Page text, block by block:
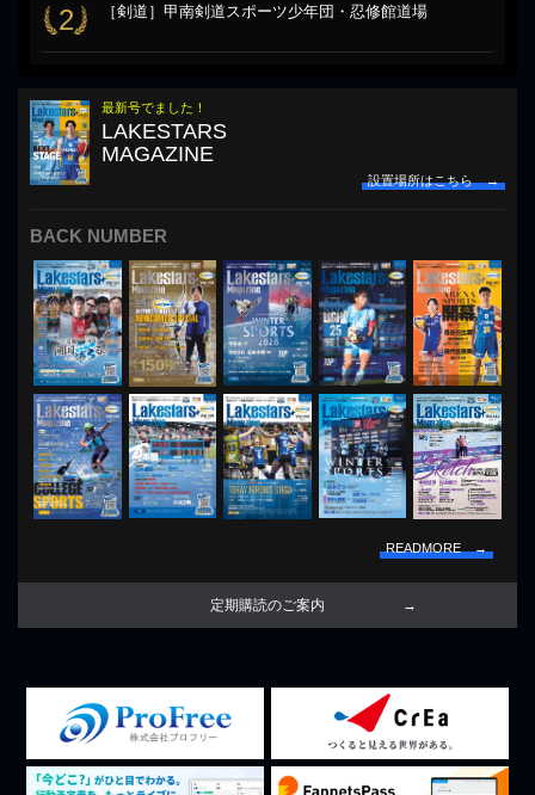
2 ［剣道］甲南剣道スポーツ少年団・忍修館道場
最新号でました！
LAKESTARS
MAGAZINE
設置場所はこちら →
BACK NUMBER
READMORE →
定期購読のご案内